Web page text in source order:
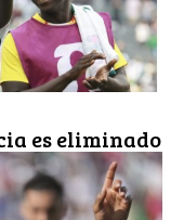
es eliminado